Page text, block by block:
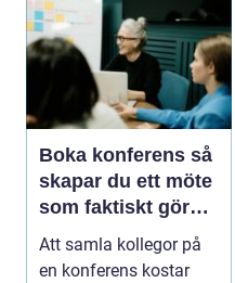
Boka konferens så
skapar du ett möte
som faktiskt gör
skillnad
Att samla kollegor på
en konferens kostar